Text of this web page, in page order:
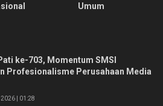
Umum
ke-703, Momentum SMSI
Profesionalisme Perusahaan Media
2026 | 01:28